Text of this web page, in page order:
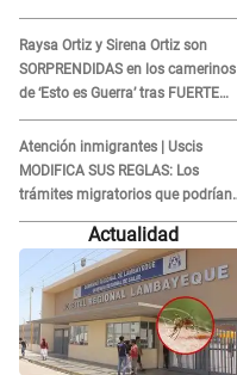
Raysa Ortiz y Sirena Ortiz son
SORPRENDIDAS en los camerinos
de ‘Esto es Guerra’ tras FUERTE
ENFRENTAMIENTO con Gabriel
Moisés: “Gracias”
Atención inmigrantes | Uscis
MODIFICA SUS REGLAS: Los
trámites migratorios que podrían
necesitar tu prueba de ADN
Actualidad